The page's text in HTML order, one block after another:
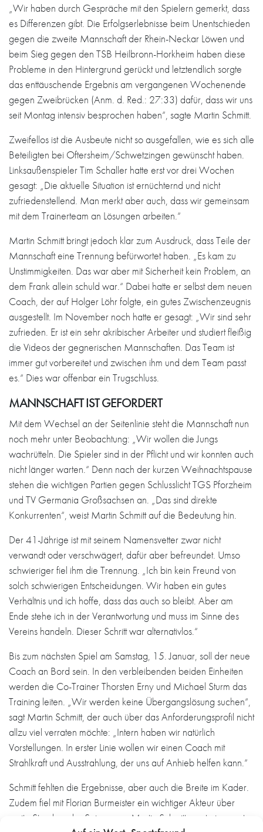
„Wir haben durch Gespräche mit den Spielern gemerkt, dass
es Differenzen gibt. Die Erfolgserlebnisse beim Unentschieden
gegen die zweite Mannschaft der Rhein-Neckar Löwen und
beim Sieg gegen den TSB Heilbronn-Horkheim haben diese
Probleme in den Hintergrund gerückt und letztendlich sorgte
das enttäuschende Ergebnis am vergangenen Wochenende
gegen Zweibrücken (Anm. d. Red.: 27:33) dafür, dass wir uns
seit Montag intensiv besprochen haben“, sagte Martin Schmitt.
Zweifellos ist die Ausbeute nicht so ausgefallen, wie es sich alle
Beteiligten bei Oftersheim/Schwetzingen gewünscht haben.
Linksaußenspieler Tim Schaller hatte erst vor drei Wochen
gesagt: „Die aktuelle Situation ist ernüchternd und nicht
zufriedenstellend. Man merkt aber auch, dass wir gemeinsam
mit dem Trainerteam an Lösungen arbeiten.“
Martin Schmitt bringt jedoch klar zum Ausdruck, dass Teile der
Mannschaft eine Trennung befürwortet haben. „Es kam zu
Unstimmigkeiten. Das war aber mit Sicherheit kein Problem, an
dem Frank allein schuld war.“ Dabei hatte er selbst dem neuen
Coach, der auf Holger Löhr folgte, ein gutes Zwischenzeugnis
ausgestellt. Im November noch hatte er gesagt: „Wir sind sehr
zufrieden. Er ist ein sehr akribischer Arbeiter und studiert fleißig
die Videos der gegnerischen Mannschaften. Das Team ist
immer gut vorbereitet und zwischen ihm und dem Team passt
es.“ Dies war offenbar ein Trugschluss.
MANNSCHAFT IST GEFORDERT
Mit dem Wechsel an der Seitenlinie steht die Mannschaft nun
noch mehr unter Beobachtung: „Wir wollen die Jungs
wachrütteln. Die Spieler sind in der Pflicht und wir konnten auch
nicht länger warten.“ Denn nach der kurzen Weihnachtspause
stehen die wichtigen Partien gegen Schlusslicht TGS Pforzheim
und TV Germania Großsachsen an. „Das sind direkte
Konkurrenten“, weist Martin Schmitt auf die Bedeutung hin.
Der 41-Jährige ist mit seinem Namensvetter zwar nicht
verwandt oder verschwägert, dafür aber befreundet. Umso
schwieriger fiel ihm die Trennung. „Ich bin kein Freund von
solch schwierigen Entscheidungen. Wir haben ein gutes
Verhältnis und ich hoffe, dass das auch so bleibt. Aber am
Ende stehe ich in der Verantwortung und muss im Sinne des
Vereins handeln. Dieser Schritt war alternativlos.“
Bis zum nächsten Spiel am Samstag, 15. Januar, soll der neue
Coach an Bord sein. In den verbleibenden beiden Einheiten
werden die Co-Trainer Thorsten Erny und Michael Sturm das
Training leiten. „Wir werden keine Übergangslösung suchen“,
sagt Martin Schmitt, der auch über das Anforderungsprofil nicht
allzu viel verraten möchte: „Intern haben wir natürlich
Vorstellungen. In erster Linie wollen wir einen Coach mit
Strahlkraft und Ausstrahlung, der uns auf Anhieb helfen kann.“
Schmitt fehlten die Ergebnisse, aber auch die Breite im Kader.
Zudem fiel mit Florian Burmeister ein wichtiger Akteur über
weite Strecken der Saison aus. Martin Schmitt sparte in puncto